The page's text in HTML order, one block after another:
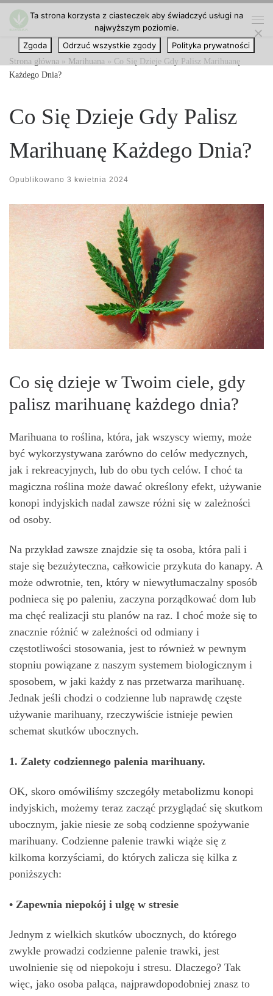
Przejdź do treści
Strona główna » Marihuana » Co Się Dzieje Gdy Palisz Marihuanę
Każdego Dnia?
Co Się Dzieje Gdy Palisz
Marihuanę Każdego Dnia?
Opublikowano 3 kwietnia 2024
Co się dzieje w Twoim ciele, gdy
palisz marihuanę każdego dnia?
Marihuana to roślina, która, jak wszyscy wiemy, może
być wykorzystywana zarówno do celów medycznych,
jak i rekreacyjnych, lub do obu tych celów. I choć ta
magiczna roślina może dawać określony efekt, używanie
konopi indyjskich nadal zawsze różni się w zależności
od osoby.
Na przykład zawsze znajdzie się ta osoba, która pali i
staje się bezużyteczna, całkowicie przykuta do kanapy. A
może odwrotnie, ten, który w niewytłumaczalny sposób
podnieca się po paleniu, zaczyna porządkować dom lub
ma chęć realizacji stu planów na raz. I choć może się to
znacznie różnić w zależności od odmiany i
częstotliwości stosowania, jest to również w pewnym
stopniu powiązane z naszym systemem biologicznym i
sposobem, w jaki każdy z nas przetwarza marihuanę.
Jednak jeśli chodzi o codzienne lub naprawdę częste
używanie marihuany, rzeczywiście istnieje pewien
schemat skutków ubocznych.
1. Zalety codziennego palenia marihuany.
OK, skoro omówiliśmy szczegóły metabolizmu konopi
indyjskich, możemy teraz zacząć przyglądać się skutkom
ubocznym, jakie niesie ze sobą codzienne spożywanie
marihuany. Codzienne palenie trawki wiąże się z
kilkoma korzyściami, do których zalicza się kilka z
poniższych:
• Zapewnia niepokój i ulgę w stresie
Jednym z wielkich skutków ubocznych, do którego
zwykle prowadzi codzienne palenie trawki, jest
uwolnienie się od niepokoju i stresu. Dlaczego? Tak
więc, jako osoba paląca, najprawdopodobniej znasz to
Ta strona korzysta z ciasteczek aby świadczyć usługi na
najwyższym poziomie.
Zgoda
Odrzuć wszystkie zgody Polityka prywatności